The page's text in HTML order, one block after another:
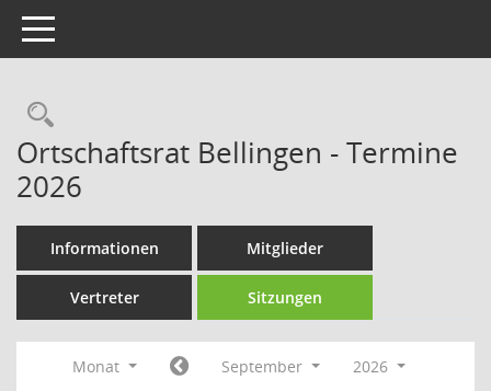
Toggle navigation
Rechercheauswahl
Ortschaftsrat Bellingen - Termine
2026
Informationen Mitglieder
Vertreter Sitzungen
Monat September
2026